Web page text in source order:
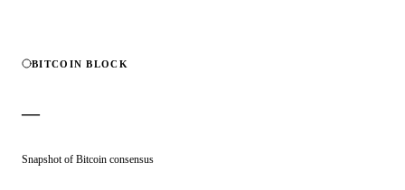
BITCOIN BLOCK
—
Snapshot of Bitcoin consensus